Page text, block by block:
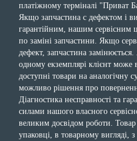
платіжному терміналі "Приват
Якщо запчастина с дефектом і
гарантійним, нашим сервісним
по заміні запчастини. Якщо
дефект, запчастина
одному екземплярі клієнт може
доступні товари на аналогічну
можливо рішення про
Діагностика несправності та
силами нашого власного
великим досвідом роботи.
упаковці, в товарному вигляді,